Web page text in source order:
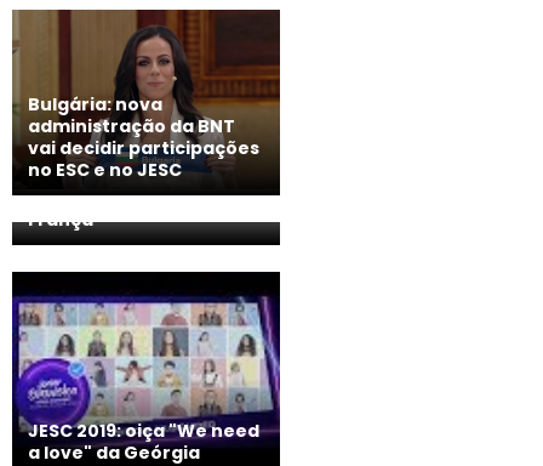
Bulgária: nova
administração da BNT
vai decidir participações
no ESC e no JESC
JESC 2019: Carla e "Bim
Bam Toi" representam a
França
JESC 2019: oiça "We need
a love" da Geórgia